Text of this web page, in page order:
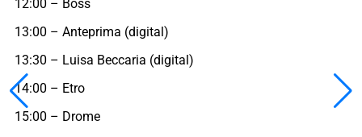
12:00 – Boss
13:00 – Anteprima (digital)
13:30 – Luisa Beccaria (digital)
14:00 – Etro
15:00 – Drome